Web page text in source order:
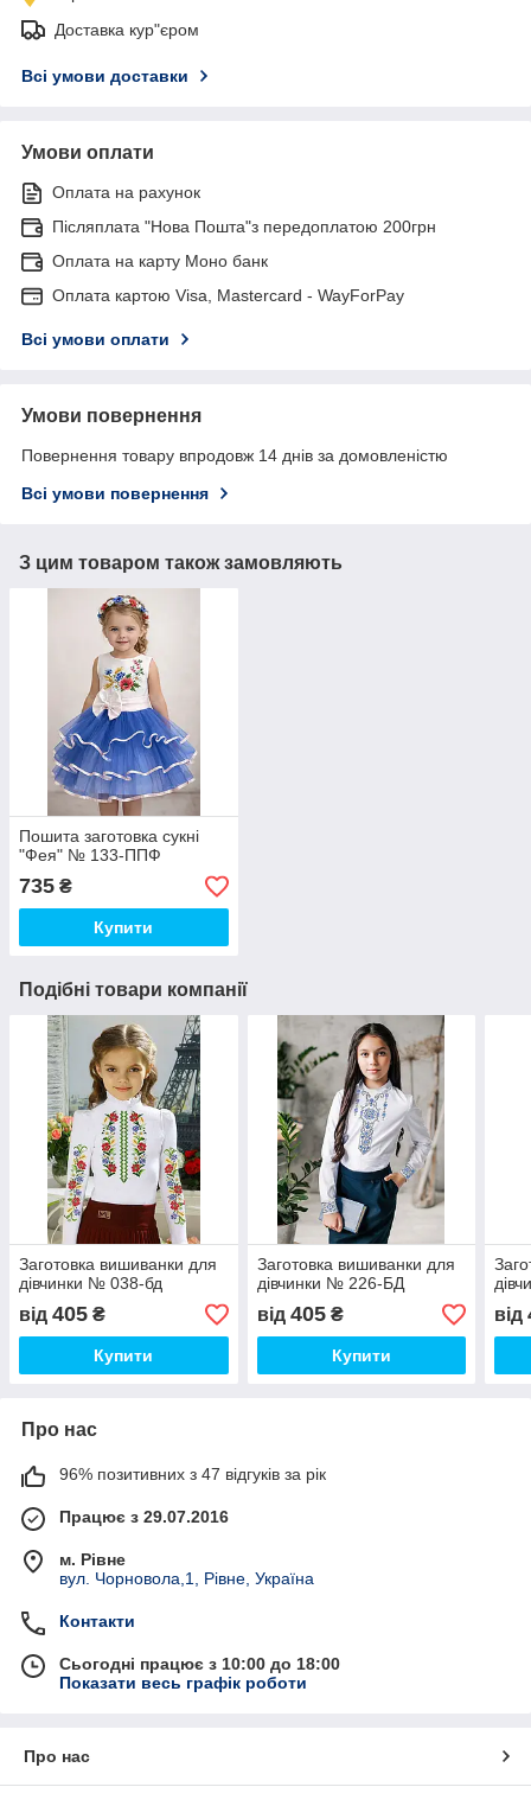
Доставка кур"єром
Всі умови доставки
Умови оплати
Оплата на рахунок
Післяплата "Нова Пошта"з передоплатою 200грн
Оплата на карту Моно банк
Оплата картою Visa, Mastercard - WayForPay
Всі умови оплати
Умови повернення
Повернення товару впродовж 14 днів за домовленістю
Всі умови повернення
З цим товаром також замовляють
Пошита заготовка сукні
"Фея" № 133-ППФ
735 ₴
Купити
Подібні товари компанії
Заготовка вишиванки для
дівчинки № 038-бд
від 405 ₴
Купити
Заготовка вишиванки для
дівчинки № 226-БД
від 405₴
Купити
від
Про нас
96% позитивних з 47 відгуків за рік
Працює з 29.07.2016
м. Рівне
вул. Чорновола,1, Рівне, Україна
Контакти
Сьогодні працює з 10:00 до 18:00
Показати весь графік роботи
Про нас